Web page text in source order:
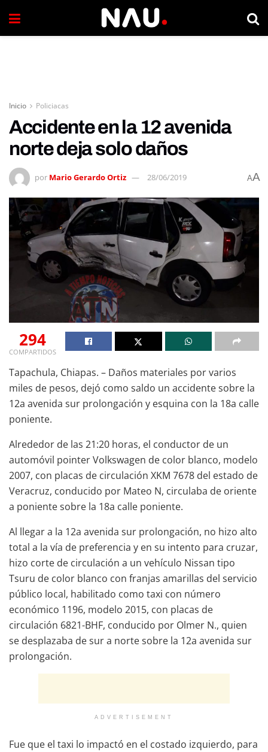
Inicio Policiacas
Accidente en la 12 avenida
norte deja solo daños
por Mario Gerardo Ortiz 28/06/2019 AA
294
COMPARTIDOS
Tapachula, Chiapas. – Daños materiales por varios
miles de pesos, dejó como saldo un accidente sobre la
12a avenida sur prolongación y esquina con la 18a calle
poniente.
Alrededor de las 21:20 horas, el conductor de un
automóvil pointer Volkswagen de color blanco, modelo
2007, con placas de circulación XKM 7678 del estado de
Veracruz, conducido por Mateo N, circulaba de oriente
a poniente sobre la 18a calle poniente.
Al llegar a la 12a avenida sur prolongación, no hizo alto
total a la vía de preferencia y en su intento para cruzar,
hizo corte de circulación a un vehículo Nissan tipo
Tsuru de color blanco con franjas amarillas del servicio
público local, habilitado como taxi con número
económico 1196, modelo 2015, con placas de
circulación 6821-BHF, conducido por Olmer N., quien
se desplazaba de sur a norte sobre la 12a avenida sur
prolongación.
ADVERTISEMENT
Fue que el taxi lo impactó en el costado izquierdo, para